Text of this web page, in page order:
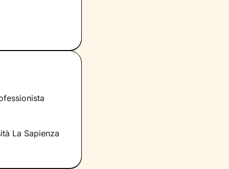
muovere i
è infatti
e
.
La Sapienza